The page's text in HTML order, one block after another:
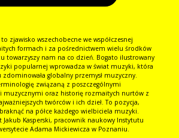
zjawisko wszechobecne we współczesnej
formach i za pośrednictwem wielu środków
towarzyszy nam na co dzień. Bogato ilustrowany
popularnej wprowadza w świat muzyki, która
globalny przemysł muzyczny.
związaną z poszczególnymi
muzycznymi oraz historię rozmaitych nurtów z
twórców i ich dzieł. To pozycja,
na półce każdego wielbiciela muzyki.
Kasperski, pracownik naukowy Instytutu
Adama Mickiewicza w Poznaniu.